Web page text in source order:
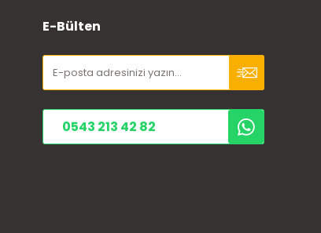
E-Bülten
0543 213 42 82